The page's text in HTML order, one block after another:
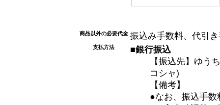
商品以外の必要代金 振込み手数料、代引
支払方法
■銀行振込
【振込先】ゆう
コシャ)
【備考】
●なお、振込手